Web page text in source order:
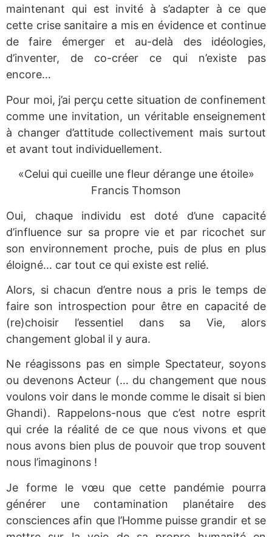
maintenant qui est invité à s’adapter à ce que
cette crise sanitaire a mis en évidence et continue
de faire émerger et au-delà des idéologies,
d’inventer, de co-créer ce qui n’existe pas
encore…
Pour moi, j’ai perçu cette situation de confinement
comme une invitation, un véritable enseignement
à changer d’attitude collectivement mais surtout
et avant tout individuellement.
«Celui qui cueille une fleur dérange une étoile»
Francis Thomson
Oui, chaque individu est doté d’une capacité
d’influence sur sa propre vie et par ricochet sur
son environnement proche, puis de plus en plus
éloigné… car tout ce qui existe est relié.
Alors, si chacun d’entre nous a pris le temps de
faire son introspection pour être en capacité de
(re)choisir l’essentiel dans sa Vie, alors
changement global il y aura.
Ne réagissons pas en simple Spectateur, soyons
ou devenons Acteur (… du changement que nous
voulons voir dans le monde comme le disait si bien
Ghandi). Rappelons-nous que c’est notre esprit
qui crée la réalité de ce que nous vivons et que
nous avons bien plus de pouvoir que trop souvent
nous l’imaginons !
Je forme le vœu que cette pandémie pourra
générer une contamination planétaire des
consciences afin que l’Homme puisse grandir et se